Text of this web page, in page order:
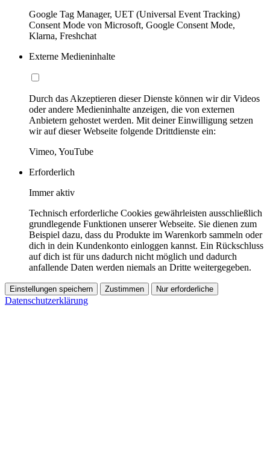
Google Tag Manager, UET (Universal Event Tracking)
Consent Mode von Microsoft, Google Consent Mode,
Klarna, Freshchat
Externe Medieninhalte
Durch das Akzeptieren dieser Dienste können wir dir Videos
oder andere Medieninhalte anzeigen, die von externen
Anbietern gehostet werden. Mit deiner Einwilligung setzen
wir auf dieser Webseite folgende Drittdienste ein:
Vimeo, YouTube
Erforderlich
Immer aktiv
Technisch erforderliche Cookies gewährleisten ausschließlich
grundlegende Funktionen unserer Webseite. Sie dienen zum
Beispiel dazu, dass du Produkte im Warenkorb sammeln oder
dich in dein Kundenkonto einloggen kannst. Ein Rückschluss
auf dich ist für uns dadurch nicht möglich und dadurch
anfallende Daten werden niemals an Dritte weitergegeben.
Einstellungen speichern Zustimmen Nur erforderliche
Datenschutzerklärung